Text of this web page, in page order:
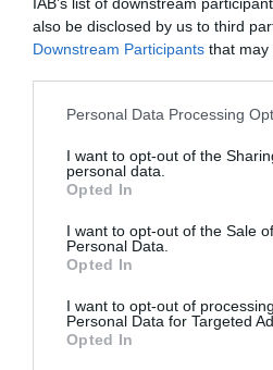
also be disclosed by us to third
Downstream Participants that may
Personal Data Processing
I want to opt-out of the
personal data.
Opted In
I want to opt-out of the Sale
Personal Data.
Opted In
I want to opt-out of
Personal Data for Targeted
Opted In
finalización de las mismas.
inteligencia de mercado de
centenar de cadenas de
comparar el rendimiento anual
La plataforma incluye un
16.000 centros deportivos en
Francia, categorizados por
información, contacta con
intelligence@2playbook.com